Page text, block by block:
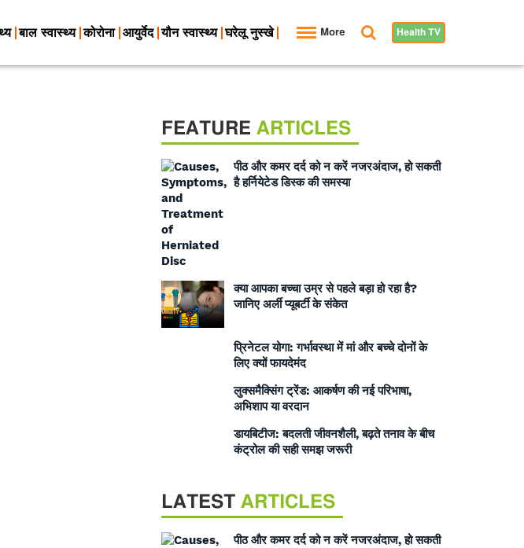
बाल स्वास्थ्य कोरोना आयुर्वेद यौन स्वास्थ्य घरेलू नुस्खे More Health TV
FEATURE ARTICLES
पीठ और कमर दर्द को न करें नजरअंदाज, हो सकती
है हर्नियेटेड डिस्क की समस्या
क्या आपका बच्चा उम्र से पहले बड़ा हो रहा है?
जानिए अर्ली प्यूबर्टी के संकेत
प्रिनेटल योगा: गर्भावस्था में मां और बच्चे दोनों के
लिए क्यों फायदेमंद
लुक्समैक्सिंग ट्रेंड: आकर्षण की नई परिभाषा,
अभिशाप या वरदान
डायबिटीज: बदलती जीवनशैली, बढ़ते तनाव के बीच
कंट्रोल की सही समझ जरूरी
LATEST ARTICLES
पीठ और कमर दर्द को न करें नजरअंदाज, हो सकती